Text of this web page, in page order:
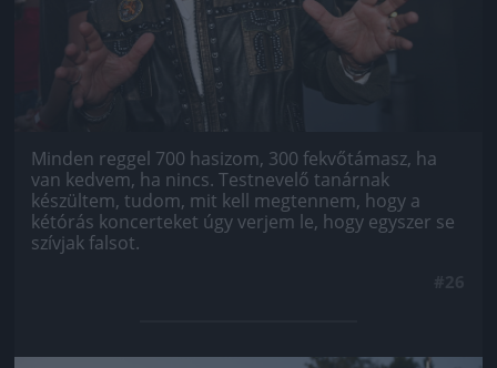
Minden reggel 700 hasizom, 300 fekvőtámasz, ha
van kedvem, ha nincs. Testnevelő tanárnak
készültem, tudom, mit kell megtennem, hogy a
kétórás koncerteket úgy verjem le, hogy egyszer se
szívjak falsot.